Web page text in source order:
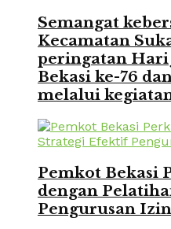
Semangat
Kecamatan
peringatan Hari
Bekasi ke-76
melalui
Pemkot Bekasi
dengan
Pengurusan